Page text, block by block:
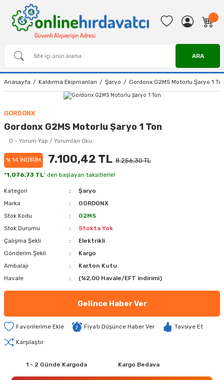
ARA
Anasayfa Kaldırma Ekipmanları Şaryo Gordonx G2MS Motorlu Şaryo 1
GORDONX
Gordonx G2MS Motorlu Şaryo 1 Ton
0 - Yorum Yap / Yorumları Oku
% 14 İNDİRİM 7.100,42 TL 8.256,30 TL
*1.076,73 TL' den başlayan taksitlerle!
Kategori
Şaryo
Marka
GORDONX
Stok Kodu
G2MS
Stok Durumu
Stokta Yok
Çalışma Şekli
Elektrikli
Gönderim Şekli
Kargo
Ambalajı
Karton Kutu
Havale
(%2,00 Havale/EFT indirimi)
Gelince Haber Ver
Fiyatı Düşünce Haber Ver Tavsiye Et
Karşılaştır
1 - 2 Günde Kargoda Kargo Bedava